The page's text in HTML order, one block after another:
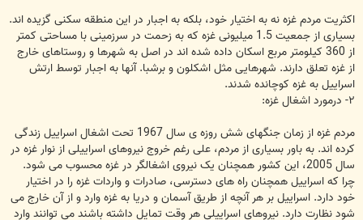
اکثریت مردم غزه نه به اختیار خود، بلکه به اجبار در این منطقه سکنی گزیده اند.
بسیاری از جمعیت 1.5 میلیونی غزه که به زحمت در سرزمینی با مساحتی کمتر
از 360 کیلومتر مربع اسکان داده شده اند در اصل به شهرها و روستاهای خارج
از غزه تعلق دارند. شهرهایی مثل اشکلون و برشبا. آنها به اجبار توسط ارتش
اسراییل به غزه کوچانده شدند.
۲- درمورد اشغال غزه:
مردم غزه از زمان جنگهای شش روزه ی سال 1967 تحت اشغال اسراییل زندگی
کرده اند. به باور بسیاری از مردم، علی رغم خروج نیروهای اسراییلی از نوار غزه در
سال 2005، این کشور همچنان یک نیروی اشغالگر در غزه محسوب می شود.
چرا که اسراییل همچنان راه های دسترسی، صادرات و واردات غزه را در اختیار
خود دارد. اسراییل بر هر آنچه از طریق آسمان و دریا به غزه وارد و از آن خارج می
شود نظارت دارد. نیروهای اسراییلی هر وقت تمایل داشته باشند می توانند وارد